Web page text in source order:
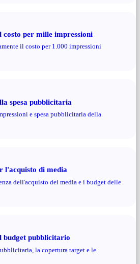
costo per mille impressioni
il costo per 1.000 impressioni
spesa pubblicitaria
e spesa pubblicitaria della
l'acquisto di media
dell'acquisto dei media e i budget delle
budget pubblicitario
la copertura target e le